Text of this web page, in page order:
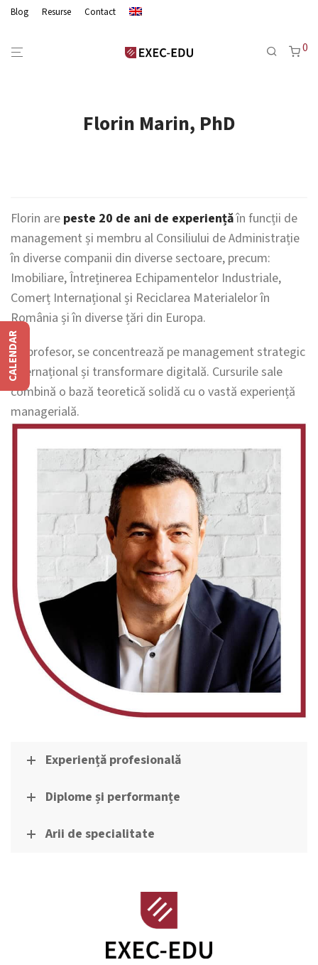
Blog Resurse Contact
0
Florin Marin, PhD
Florin are peste 20 de ani de experiențăîn funcții de
management și membru al Consiliului de Administrație
în diverse companii din diverse sectoare, precum:
Imobiliare, Întreținerea Echipamentelor Industriale,
Comerț Internațional și Reciclarea Materialelor în
România și în diverse țări din Europa.
Ca profesor, se concentrează pe management strategic
internațional și transformare digitală. Cursurile sale
combină o bază teoretică solidă cu o vastă experiență
managerială.
Experiență profesională
Diplome și performanțe
Arii de specialitate
CALENDAR